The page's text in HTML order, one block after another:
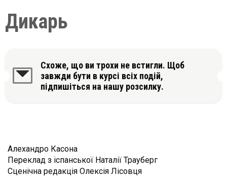
Дикарь
Схоже, що ви трохи не встигли. Щоб
завжди бути в курсі всіх подій,
підпишіться на нашу розсилку.
Алехандро Касона
Переклад з іспанської Наталії Трауберг
Сценічна редакція Олексія Лісовця